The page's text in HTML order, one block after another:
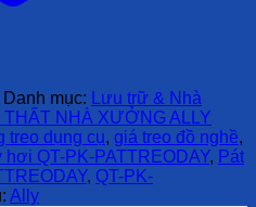
Danh mục:
Lưu trữ & Nhà
NHÀ XƯỞNG ALLY
treo dụng cụ, giá treo đồ nghề,
hơi QT-PK-PATTREODAY, Pát
, QT-PK-
Ally